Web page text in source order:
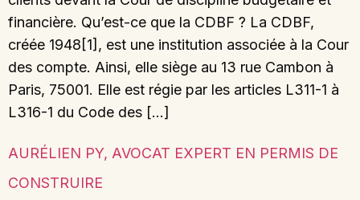
financière. Qu’est-ce que la CDBF ? La CDBF,
créée 1948[1], est une institution associée à la Cour
des compte. Ainsi, elle siège au 13 rue Cambon à
Paris, 75001. Elle est régie par les articles L311-1 à
L316-1 du Code des […]
AURÉLIEN PY, AVOCAT EXPERT EN PERMIS DE
CONSTRUIRE